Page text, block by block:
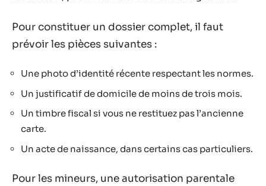
Pour constituer un dossier complet, il faut
prévoir les pièces suivantes :
Une photo d’identité récente respectant les normes.
Un justificatif de domicile de moins de trois mois.
Un timbre fiscal si vous ne restituez pas l’ancienne
carte.
Un acte de naissance, dans certains cas particuliers.
Pour les mineurs, une autorisation parentale